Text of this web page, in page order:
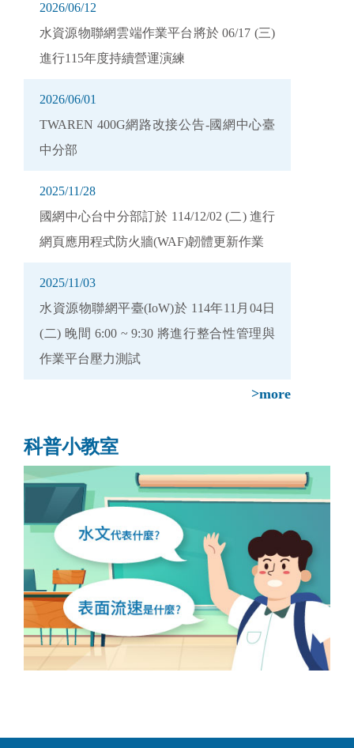
2026/06/12
水資源物聯網雲端作業平台將於 06/17 (三)
進行115年度持續營運演練
2026/06/01
TWAREN 400G網路改接公告-國網中心臺
中分部
2025/11/28
國網中心台中分部訂於 114/12/02 (二) 進行
網頁應用程式防火牆(WAF)韌體更新作業
2025/11/03
水資源物聯網平臺(IoW)於 114年11月04日
(二) 晚間 6:00 ~ 9:30 將進行整合性管理與
作業平台壓力測試
>more
科普小教室